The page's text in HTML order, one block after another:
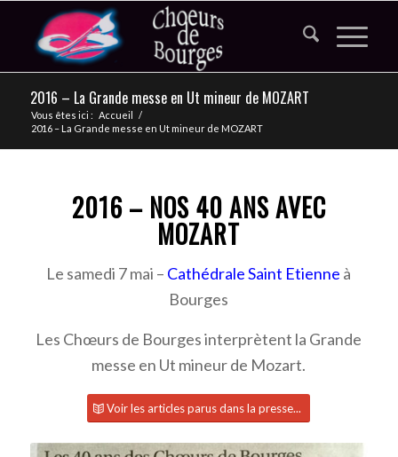
2016 – La Grande messe en Ut mineur de MOZART
Vous êtes ici : Accueil /
2016 – La Grande messe en Ut mineur de MOZART
2016 – NOS 40 ANS AVEC
MOZART
Le samedi 7 mai – Cathédrale Saint Etienne à
Bourges
Les Chœurs de Bourges interprètent la Grande
messe en Ut mineur de Mozart.
Voir les articles parus dans la presse...